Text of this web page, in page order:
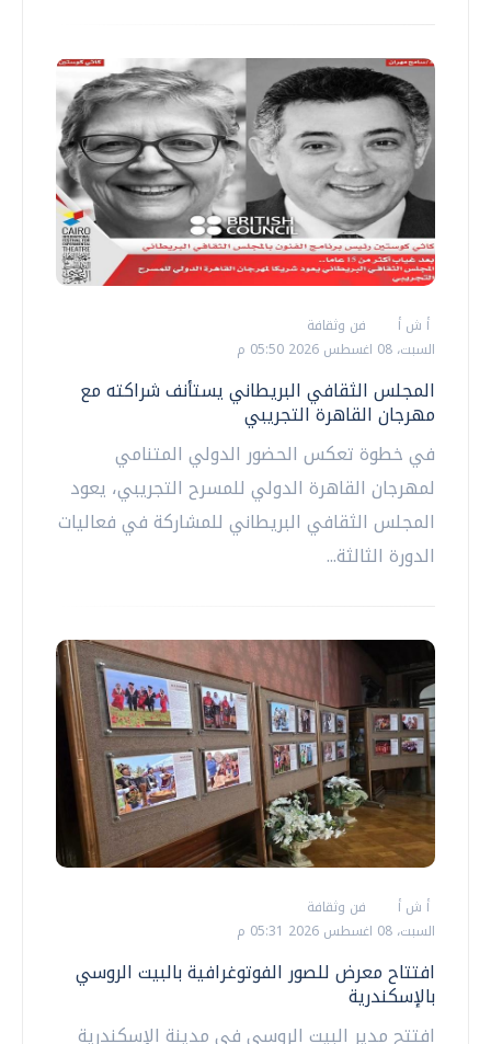
أ ش أ
فن وثقافة
السبت، 08 اغسطس 2026 05:50 م
المجلس الثقافي البريطاني يستأنف شراكته مع
مهرجان القاهرة التجريبي
في خطوة تعكس الحضور الدولي المتنامي
لمهرجان القاهرة الدولي للمسرح التجريبي، يعود
المجلس الثقافي البريطاني للمشاركة في فعاليات
الدورة الثالثة...
أ ش أ
فن وثقافة
السبت، 08 اغسطس 2026 05:31 م
افتتاح معرض للصور الفوتوغرافية بالبيت الروسي
بالإسكندرية
افتتح مدير البيت الروسي في مدينة الإسكندرية